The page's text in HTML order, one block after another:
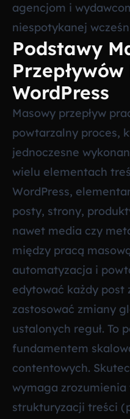
agencjom i
niespotykanej
Podstawy
WordPress
Masowy przepływ
powtarzalny proces,
jednoczesne
wielu elementach
WordPress,
posty, strony,
nawet media czy
między pracą
automatyzacja i
edytować każdy post
zastosować zmiany
ustalonych reguł. To
fundamentem
contentowych.
wymaga
strukturyzacji treści